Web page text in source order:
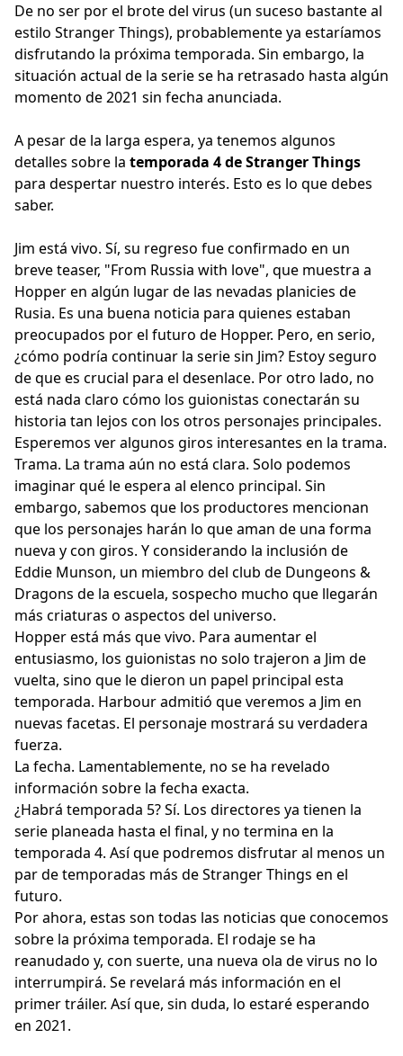
De no ser por el brote del virus (un suceso bastante al
estilo Stranger Things), probablemente ya estaríamos
disfrutando la próxima temporada. Sin embargo, la
situación actual de la serie se ha retrasado hasta algún
momento de 2021 sin fecha anunciada.
A pesar de la larga espera, ya tenemos algunos
detalles sobre la temporada 4 de Stranger Things
para despertar nuestro interés. Esto es lo que debes
saber.
Jim está vivo. Sí, su regreso fue confirmado en un
breve teaser, "From Russia with love", que muestra a
Hopper en algún lugar de las nevadas planicies de
Rusia. Es una buena noticia para quienes estaban
preocupados por el futuro de Hopper. Pero, en serio,
¿cómo podría continuar la serie sin Jim? Estoy seguro
de que es crucial para el desenlace. Por otro lado, no
está nada claro cómo los guionistas conectarán su
historia tan lejos con los otros personajes principales.
Esperemos ver algunos giros interesantes en la trama.
Trama. La trama aún no está clara. Solo podemos
imaginar qué le espera al elenco principal. Sin
embargo, sabemos que los productores mencionan
que los personajes harán lo que aman de una forma
nueva y con giros. Y considerando la inclusión de
Eddie Munson, un miembro del club de Dungeons &
Dragons de la escuela, sospecho mucho que llegarán
más criaturas o aspectos del universo.
Hopper está más que vivo. Para aumentar el
entusiasmo, los guionistas no solo trajeron a Jim de
vuelta, sino que le dieron un papel principal esta
temporada. Harbour admitió que veremos a Jim en
nuevas facetas. El personaje mostrará su verdadera
fuerza.
La fecha. Lamentablemente, no se ha revelado
información sobre la fecha exacta.
¿Habrá temporada 5? Sí. Los directores ya tienen la
serie planeada hasta el final, y no termina en la
temporada 4. Así que podremos disfrutar al menos un
par de temporadas más de Stranger Things en el
futuro.
Por ahora, estas son todas las noticias que conocemos
sobre la próxima temporada. El rodaje se ha
reanudado y, con suerte, una nueva ola de virus no lo
interrumpirá. Se revelará más información en el
primer tráiler. Así que, sin duda, lo estaré esperando
en 2021.